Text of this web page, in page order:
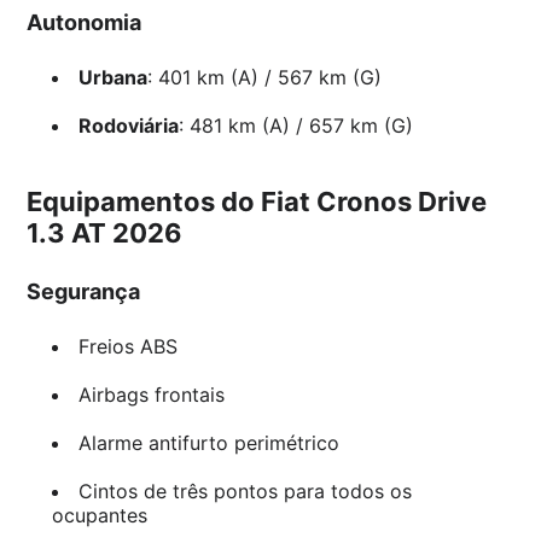
Autonomia
Urbana: 401 km (A) / 567 km (G)
Rodoviária: 481 km (A) / 657 km (G)
Equipamentos do Fiat Cronos Drive
1.3 AT 2026
Segurança
Freios ABS
Airbags frontais
Alarme antifurto perimétrico
Cintos de três pontos para todos os
ocupantes